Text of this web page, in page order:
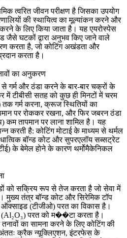
त्वरित जीवन परीक्षण है जिसका उपयोग
की स्थायित्व का मूल्यांकन करने और
के लिए किया जाता है। यहएयरोस्पेस
जैसे घटकों द्वारा अनुभव किए जाने वाले
करता है, जो कोटिंग अखंडता और
करता है।
का अनुकरण
से गर्म और ठंडा करने के बार-बार चक्रों के
में टीबीसी सतह को कुछ ही मिनटों में चरम
गर्म करना, क्रूज स्थितियों का
पर रोककर रखना, और फिर जबरन ठंडा
तापमान पर लाना शामिल है। यह
करती है: कोटिंग मोटाई के माध्यम से थर्मल
बॉन्ड कोट औरसुपरएलॉय सब्सट्रेट
के बेमेल होने के कारण थर्मोमैकेनिकल
को सक्रिय रूप से तेज करता है जो सेवा में
मुख्य तंत्र बॉन्ड कोट और सिरेमिक टॉप
(टीजीओ) परत का विकास है।
परत को म��टा करता है।
का सामना करने के लिए कोटिंग की
अंततः क्रैक न्यूक्लिएशन, इंटरफेस के